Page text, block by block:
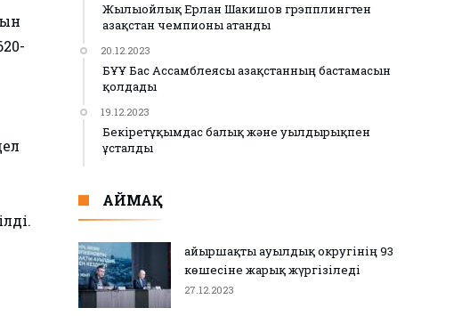
Жылыойлық Ерлан Шакишов грэпплингтен
Қазақстан чемпионы атанды
20.12.2023
БҰҰ Бас Ассамблеясы Қазақстанның бастамасын
қолдады
19.12.2023
Бекіретұқымдас балық және уылдырықпен
ұсталды
АЙМАҚ
Қайыршақты ауылдық округінің 93
көшесіне жарық жүргізіледі
27.12.2023